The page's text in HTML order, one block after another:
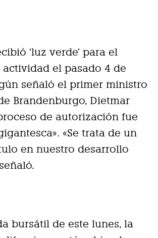
‘luz verde’ para el
el pasado 4 de
señaló el primer ministro
Brandenburgo, Dietmar
de autorización fue
«Se trata de un
en nuestro desarrollo
bursátil de este lunes, la